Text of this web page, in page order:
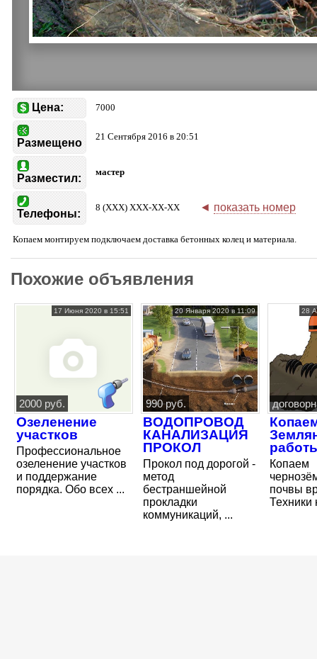
Цена: 7000
Размещено
21 Сентября 2016 в 20:51
Разместил:
мастер
Телефоны:
8 (XXX) XXX-XX-XX ◄ показать номер
Копаем монтируем подключаем доставка бетонных колец и материала.
Похожие объявления
17 Июня 2020 в 15:51
2000 руб.
Озеленение
участков
Профессиональное
озеленение участков
и поддержание
порядка. Обо всех ...
20 Января 2020 в 11:09
990 руб.
ВОДОПРОВОД
КАНАЛИЗАЦИЯ
ПРОКОЛ
Прокол под дорогой -
метод
бестраншейной
прокладки
коммуникаций, ...
28
Копаем
почвы
Техники